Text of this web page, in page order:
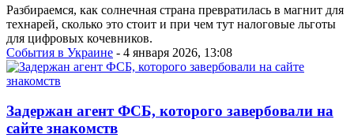
Разбираемся, как солнечная страна превратилась в магнит для
технарей, сколько это стоит и при чем тут налоговые льготы
для цифровых кочевников.
События в Украине - 4 января 2026, 13:08
Задержан агент ФСБ, которого завербовали на
сайте знакомств